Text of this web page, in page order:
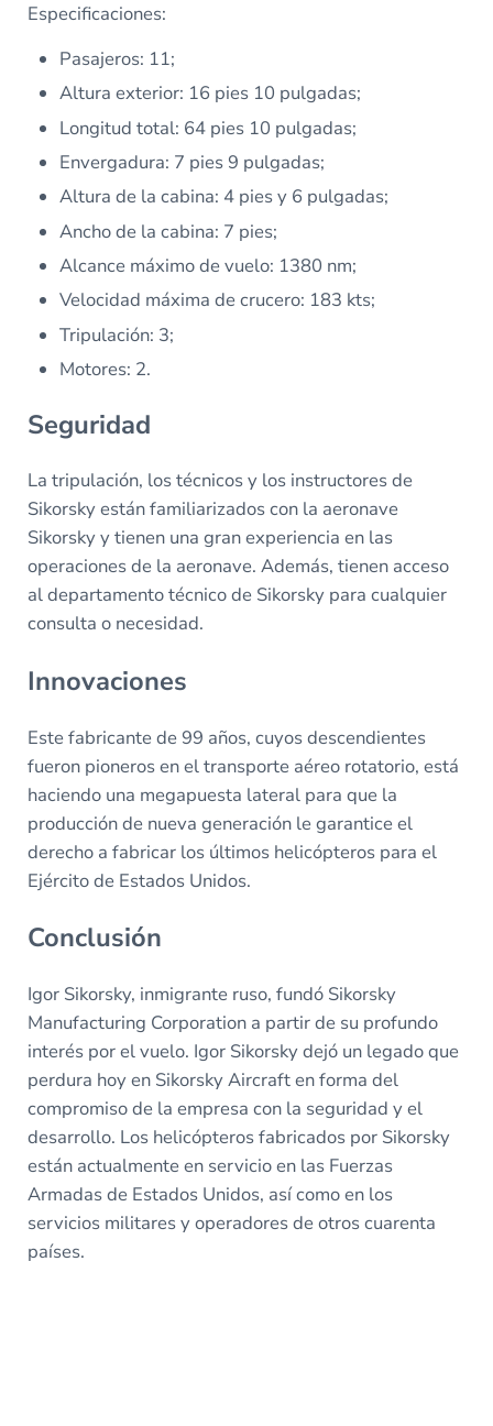
Especificaciones:
Pasajeros: 11;
Altura exterior: 16 pies 10 pulgadas;
Longitud total: 64 pies 10 pulgadas;
Envergadura: 7 pies 9 pulgadas;
Altura de la cabina: 4 pies y 6 pulgadas;
Ancho de la cabina: 7 pies;
Alcance máximo de vuelo: 1380 nm;
Velocidad máxima de crucero: 183 kts;
Tripulación: 3;
Motores: 2.
Seguridad
La tripulación, los técnicos y los instructores de
Sikorsky están familiarizados con la aeronave
Sikorsky y tienen una gran experiencia en las
operaciones de la aeronave. Además, tienen acceso
al departamento técnico de Sikorsky para cualquier
consulta o necesidad.
Innovaciones
Este fabricante de 99 años, cuyos descendientes
fueron pioneros en el transporte aéreo rotatorio, está
haciendo una megapuesta lateral para que la
producción de nueva generación le garantice el
derecho a fabricar los últimos helicópteros para el
Ejército de Estados Unidos.
Conclusión
Igor Sikorsky, inmigrante ruso, fundó Sikorsky
Manufacturing Corporation a partir de su profundo
interés por el vuelo. Igor Sikorsky dejó un legado que
perdura hoy en Sikorsky Aircraft en forma del
compromiso de la empresa con la seguridad y el
desarrollo. Los helicópteros fabricados por Sikorsky
están actualmente en servicio en las Fuerzas
Armadas de Estados Unidos, así como en los
servicios militares y operadores de otros cuarenta
países.